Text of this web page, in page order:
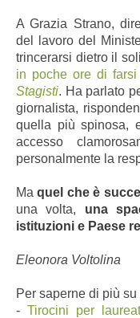
A Grazia Strano,
del lavoro del
trincerarsi dietro il
in poche ore di
Stagisti. Ha parlato
giornalista,
quella più spinosa,
accesso
personalmente la
Maquel che è
una volta, una
istituzioni e Paese
Eleonora Voltolina
Per saperne di più
- Tirocini per